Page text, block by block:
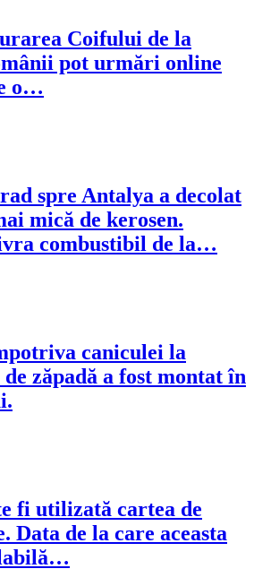
Coifului de la
pot urmări online
o…
spre Antalya a decolat
mică de kerosen.
combustibil de la…
caniculei la
zăpadă a fost montat în
fi utilizată cartea de
Data de la care aceasta